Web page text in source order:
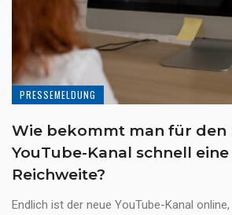
PRESSEMELDUNG
Wie bekommt man für den
YouTube-Kanal schnell
Reichweite?
Endlich ist der neue YouTube-Kanal